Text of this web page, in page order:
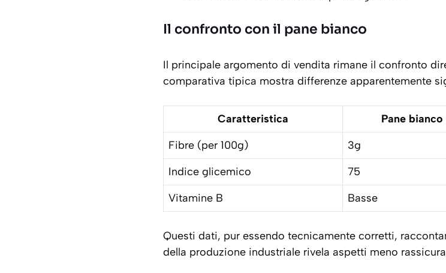
Il confronto con il pane bianco
Il principale argomento di vendita rimane il confronto
comparativa tipica mostra differenze apparentemente
Caratteristica Pane bianco
Fibre (per 100g)
3g
Indice glicemico
75
Vitamine B
Basse
Questi dati, pur essendo tecnicamente corretti,
della produzione industriale rivela aspetti meno